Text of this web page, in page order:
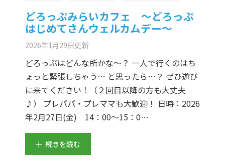
どろっぷみらいカフェ ～どろっぷ
はじめてさんウェルカムデー～
2026年1月29日更新
どろっぷはどんな所かな～？ 一人で行くのはち
ょっと緊張しちゃう… と思ったら…？ ぜひ遊び
に来てください！（２回目以降の方も大丈夫
♪） プレパパ・プレママも大歓迎！ 日時：2026
年2月27日(金) 14：00～15：0…
続きを読む